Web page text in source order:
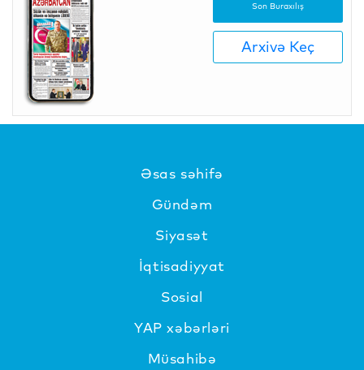
Son Buraxılış
Arxivə Keç
Əsas səhifə
Gündəm
Siyasət
İqtisadiyyat
Sosial
YAP xəbərləri
Müsahibə